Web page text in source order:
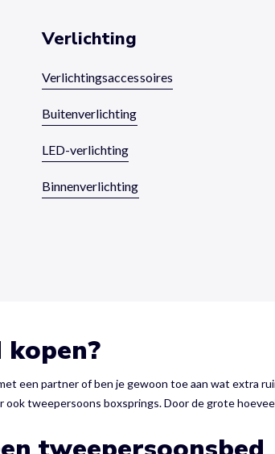
Verlichting
Verlichtingsaccessoires
Buitenverlichting
LED-verlichting
Binnenverlichting
kopen?
een partner of ben je gewoon toe aan wat
ook tweepersoons boxsprings. Door de grote